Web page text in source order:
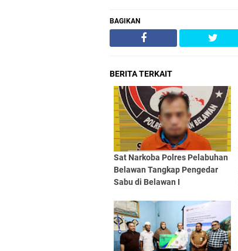
BAGIKAN
BERITA TERKAIT
Sat Narkoba Polres Pelabuhan
Belawan Tangkap Pengedar
Sabu di Belawan I